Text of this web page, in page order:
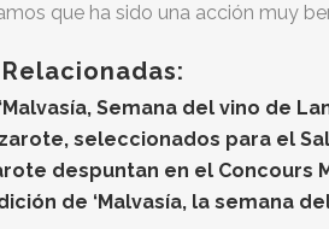
que ha sido una acción muy
Semana del vino de
seleccionados para el
despuntan en el Concours
de ‘Malvasía, la semana